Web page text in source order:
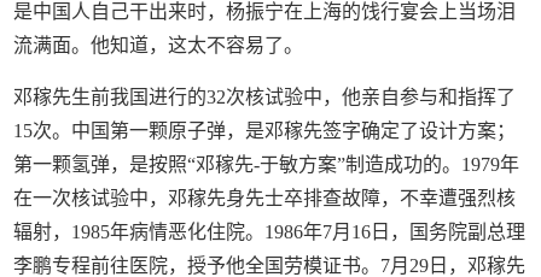
是中国人自己干出来时，杨振宁在上海的饯行宴会上当场泪
流满面。他知道，这太不容易了。
邓稼先生前我国进行的32次核试验中，他亲自参与和指挥了
15次。中国第一颗原子弹，是邓稼先签字确定了设计方案；
第一颗氢弹，是按照“邓稼先-于敏方案”制造成功的。1979年
在一次核试验中，邓稼先身先士卒排查故障，不幸遭强烈核
辐射，1985年病情恶化住院。1986年7月16日，国务院副总理
李鹏专程前往医院，授予他全国劳模证书。7月29日，邓稼先